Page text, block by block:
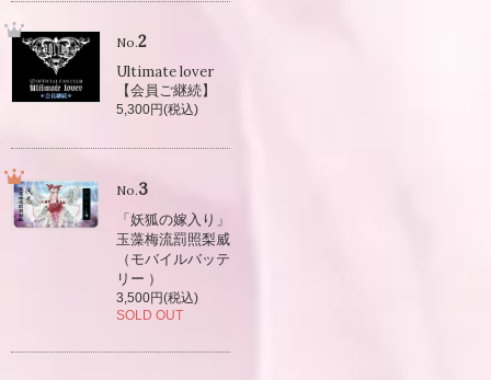
No.2
Ultimate lover
【会員ご継続】
5,300円(税込)
No.3
「妖狐の嫁入り」
玉藻梅流罰照梨威
（モバイルバッテ
リー ）
3,500円(税込)
SOLD OUT